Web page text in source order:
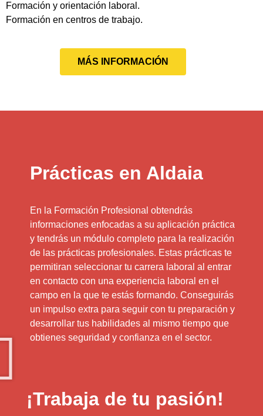
Formación y orientación laboral.
Formación en centros de trabajo.
MÁS INFORMACIÓN
Prácticas en Aldaia
En la Formación Profesional obtendrás
informaciones enfocadas a su aplicación práctica
y tendrás un módulo completo para la realización
de las prácticas profesionales. Estas prácticas te
permitiran seleccionar tu carrera laboral al entrar
en contacto con una experiencia laboral en el
campo en la que te estás formando. Conseguirás
un impulso extra para seguir con tu preparación y
desarrollar tus habilidades al mismo tiempo que
obtienes seguridad y confianza en el sector.
¡Trabaja de tu pasión!